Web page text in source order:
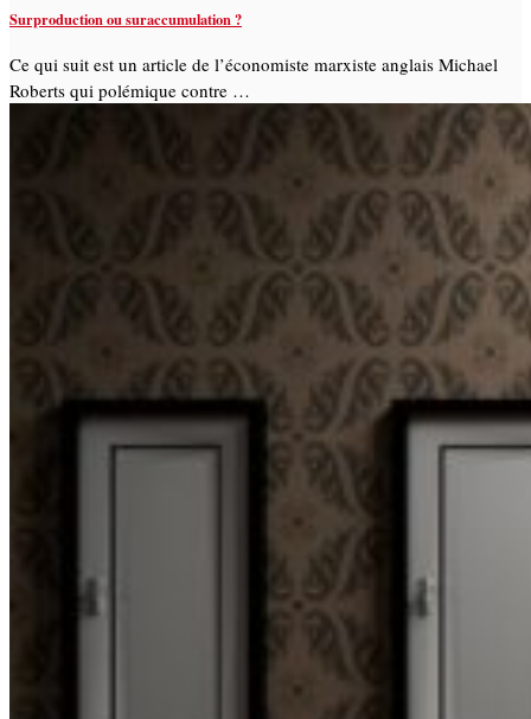
Surproduction ou suraccumulation ?
Ce qui suit est un article de l’économiste marxiste anglais Michael
Roberts qui polémique contre …